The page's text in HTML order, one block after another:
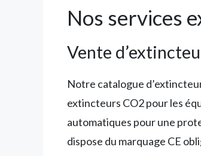
Nos services
Vente
Notre catalogue
extincteurs CO2 pour les
automatiques pour une
dispose du marquage CE